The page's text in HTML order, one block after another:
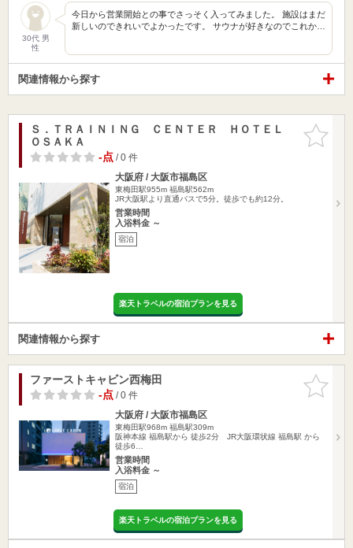
30代 男
性
今日から営業開始との事でさっそく入ってみました。 施設はまだ
新しいのできれいでよかったです。 サウナが好きなのでこれか…
関連情報から探す
お気に入
りに追加
Ｓ．ＴＲＡＩＮＩＮＧ ＣＥＮＴＥＲ ＨＯＴＥＬ
ＯＳＡＫＡ
-点/ 0 件
大阪府 / 大阪市福島区
東梅田駅955m 福島駅562m
JR大阪駅より直通バスで5分。徒歩でも約12分。
営業時間
入浴料金 ～
宿泊
楽天トラベルの宿泊プランを見る
関連情報から探す
お気に入
りに追加
ファーストキャビン西梅田
-点/ 0 件
大阪府 / 大阪市福島区
東梅田駅968m 福島駅309m
阪神本線 福島駅から 徒歩2分 JR大阪環状線 福島駅 から
徒歩6…
営業時間
入浴料金 ～
宿泊
楽天トラベルの宿泊プランを見る